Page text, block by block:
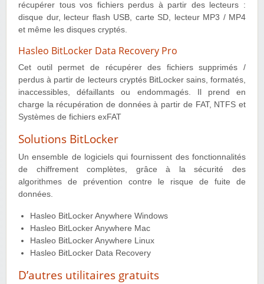
récupérer tous vos fichiers perdus à partir des lecteurs :
disque dur, lecteur flash USB, carte SD, lecteur MP3 / MP4
et même les disques cryptés.
Hasleo BitLocker Data Recovery Pro
Cet outil permet de récupérer des fichiers supprimés /
perdus à partir de lecteurs cryptés BitLocker sains, formatés,
inaccessibles, défaillants ou endommagés. Il prend en
charge la récupération de données à partir de FAT, NTFS et
Systèmes de fichiers exFAT
Solutions BitLocker
Un ensemble de logiciels qui fournissent des fonctionnalités
de chiffrement complètes, grâce à la sécurité des
algorithmes de prévention contre le risque de fuite de
données.
Hasleo BitLocker Anywhere Windows
Hasleo BitLocker Anywhere Mac
Hasleo BitLocker Anywhere Linux
Hasleo BitLocker Data Recovery
D’autres utilitaires gratuits